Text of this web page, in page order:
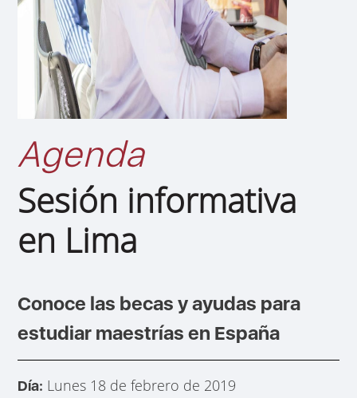
Agenda
Sesión informativa
en Lima
Conoce las becas y ayudas para
estudiar maestrías en España
Día: Lunes 18 de febrero de 2019